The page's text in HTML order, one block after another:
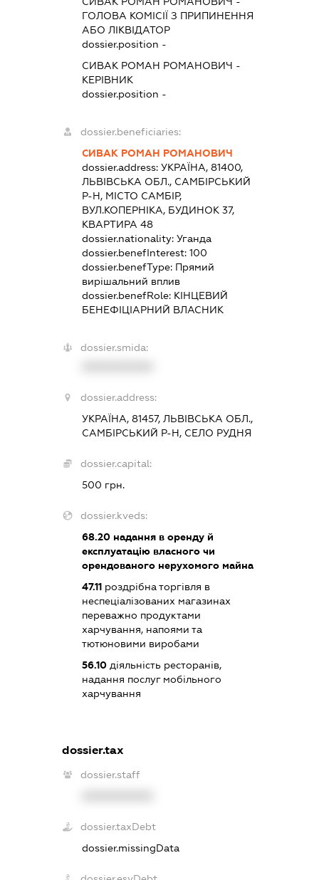
ГОЛОВА КОМІСІЇ З ПРИПИНЕННЯ
АБО ЛІКВІДАТОР
dossier.position -
СИВАК РОМАН РОМАНОВИЧ -
КЕРІВНИК
dossier.position -
dossier.beneficiaries:
СИВАК РОМАН РОМАНОВИЧ
dossier.address:УКРАЇНА, 81400,
ЛЬВІВСЬКА ОБЛ., САМБІРСЬКИЙ
Р-Н, МІСТО САМБІР,
ВУЛ.КОПЕРНІКА, БУДИНОК 37,
КВАРТИРА 48
dossier.nationality:Уганда
dossier.benefInterest:100
dossier.benefType: Прямий
вирішальний вплив
dossier.benefRole: КІНЦЕВИЙ
БЕНЕФІЦІАРНИЙ ВЛАСНИК
dossier.smida:
dossier.address:
УКРАЇНА, 81457, ЛЬВІВСЬКА ОБЛ.,
САМБІРСЬКИЙ Р-Н, СЕЛО РУДНЯ
dossier.capital:
500 грн.
dossier.kveds:
68.20 надання в оренду й
експлуатацію власного чи
орендованого нерухомого майна
47.11 роздрібна торгівля в
неспеціалізованих магазинах
переважно продуктами
харчування, напоями та
тютюновими виробами
56.10 діяльність ресторанів,
надання послуг мобільного
харчування
dossier.tax
dossier.staff
dossier.taxDebt
dossier.missingData